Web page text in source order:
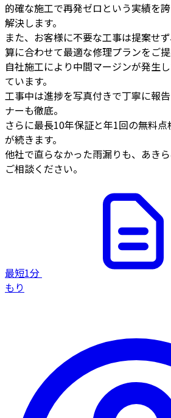
的確な施工で再発ゼロという実績を
解決します。
また、お客様に不要な工事は提案せ
算に合わせて最適な修理プランをご提
自社施工により中間マージンが発生
ています。
工事中は進捗を写真付きで丁寧に報
ナーも徹底。
さらに最長10年保証と年1回の無料
が続きます。
他社で直らなかった雨漏りも、あき
ご相談ください。
最短1分
もり